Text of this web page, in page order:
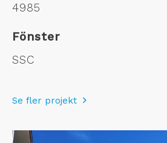
4985
Fönster
SSC
Se fler projekt